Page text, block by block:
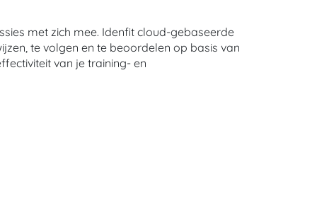
met zich mee. Idenfit cloud-gebaseerde
te volgen en te beoordelen op basis van
van je training- en